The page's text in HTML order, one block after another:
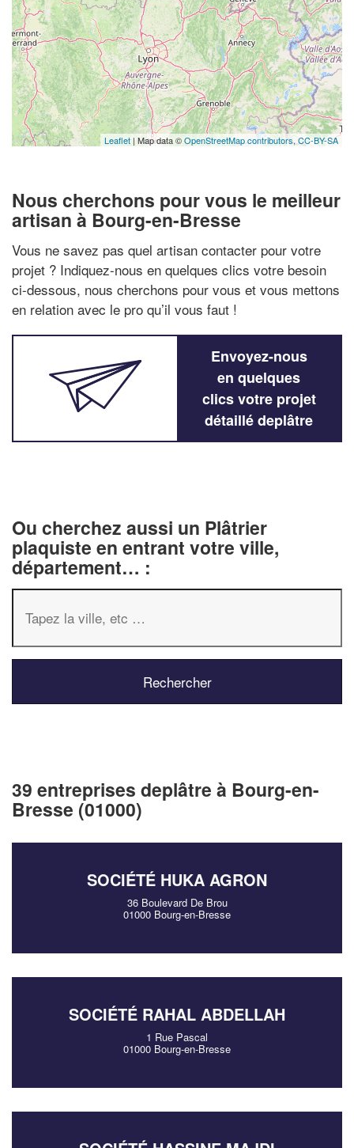
Leaflet | Map data ©OpenStreetMap contributors, CC-BY-SA
Nous cherchons pour vous le meilleur
artisan à Bourg-en-Bresse
Vous ne savez pas quel artisan contacter pour votre
projet ? Indiquez-nous en quelques clics votre besoin
ci-dessous, nous cherchons pour vous et vous mettons
en relation avec le pro qu’il vous faut !
Envoyez-nous
en quelques
clics votre projet
détaillé deplâtre
Ou cherchez aussi un Plâtrier
plaquiste en entrant votre ville,
département… :
39 entreprises deplâtre à Bourg-en-
Bresse (01000)
SOCIÉTÉ HUKA AGRON
36 Boulevard De Brou
01000 Bourg-en-Bresse
SOCIÉTÉ RAHAL ABDELLAH
1 Rue Pascal
01000 Bourg-en-Bresse